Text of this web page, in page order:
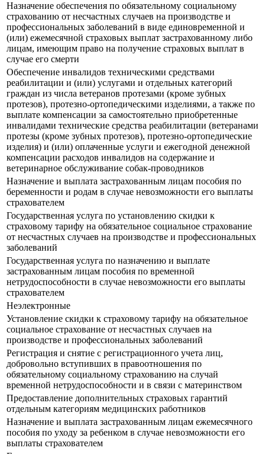
Назначение обеспечения по обязательному социальному
страхованию от несчастных случаев на производстве и
профессиональных заболеваний в виде единовременной и
(или) ежемесячной страховых выплат застрахованному либо
лицам, имеющим право на получение страховых выплат в
случае его смерти
Обеспечение инвалидов техническими средствами
реабилитации и (или) услугами и отдельных категорий
граждан из числа ветеранов протезами (кроме зубных
протезов), протезно-ортопедическими изделиями, а также по
выплате компенсации за самостоятельно приобретенные
инвалидами технические средства реабилитации (ветеранами
протезы (кроме зубных протезов), протезно-ортопедические
изделия) и (или) оплаченные услуги и ежегодной денежной
компенсации расходов инвалидов на содержание и
ветеринарное обслуживание собак-проводников
Назначение и выплата застрахованным лицам пособия по
беременности и родам в случае невозможности его выплаты
страхователем
Государственная услуга по установлению скидки к
страховому тарифу на обязательное социальное страхование
от несчастных случаев на производстве и профессиональных
заболеваний
Государственная услуга по назначению и выплате
застрахованным лицам пособия по временной
нетрудоспособности в случае невозможности его выплаты
страхователем
Неэлектронные
Установление скидки к страховому тарифу на обязательное
социальное страхование от несчастных случаев на
производстве и профессиональных заболеваний
Регистрация и снятие с регистрационного учета лиц,
добровольно вступивших в правоотношения по
обязательному социальному страхованию на случай
временной нетрудоспособности и в связи с материнством
Предоставление дополнительных страховых гарантий
отдельным категориям медицинских работников
Назначение и выплата застрахованным лицам ежемесячного
пособия по уходу за ребенком в случае невозможности его
выплаты страхователем